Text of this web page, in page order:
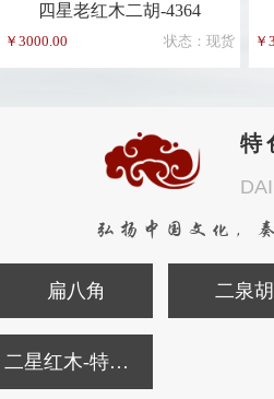
四星老红木二胡-4364
￥3000.00 状态：现货 ￥
特
弘扬中国文化，
扁八角 二泉胡
二星红木-特价二胡